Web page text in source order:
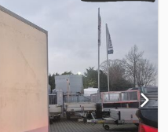
continu in het aanbod Meer
uitvoeringen met
Chsdpfxoyw I Iwj Aaioa
AZ 2740/185 S35
laaglader V-chassis,
met staafsluitingen,
sjorogen, versterkt
bestellingen: MA - VR 08.00